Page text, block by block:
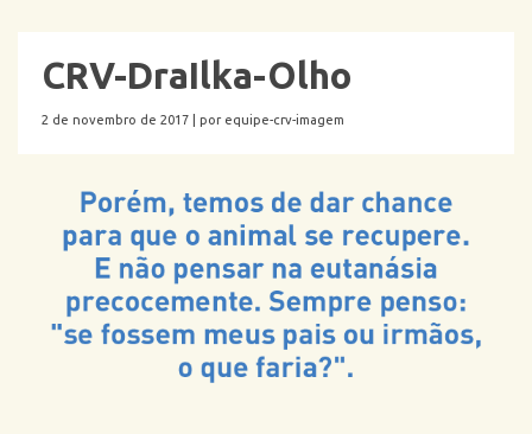
CRV-DraIlka-Olho
2 de novembro de 2017 | por equipe-crv-imagem